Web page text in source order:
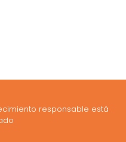
responsable está